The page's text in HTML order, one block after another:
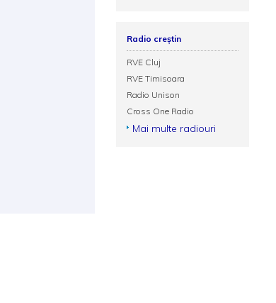
Radio creștin
RVE Cluj
RVE Timisoara
Radio Unison
Cross One Radio
Mai multe radiouri